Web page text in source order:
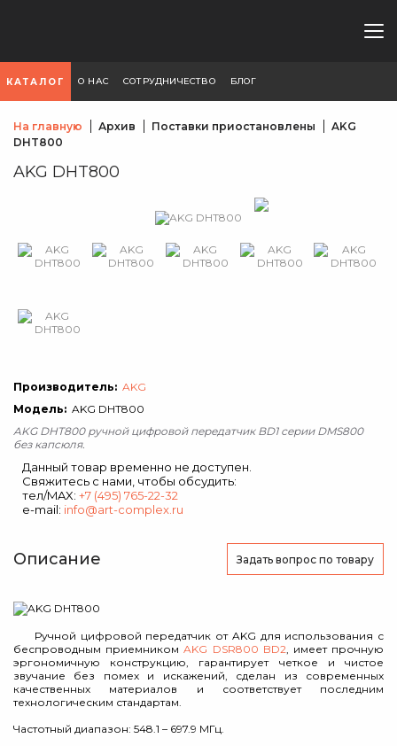
КАТАЛОГ О НАС СОТРУДНИЧЕСТВО БЛОГ
На главную Архив Поставки приостановлены
AKG
DHT800
AKG DHT800
Производитель: AKG
Модель: AKG DHT800
AKG DHT800 ручной цифровой передатчик BD1 серии DMS800
без капсюля.
Данный товар временно не доступен.
Свяжитесь с нами, чтобы обсудить:
тел/MAX: +7 (495) 765-22-32
e-mail: info@art-complex.ru
Описание Задать вопрос по товару
Ручной цифровой передатчик от AKG для использования с
беспроводным приемникомAKG DSR800 BD2, имеет прочную
эргономичную конструкцию, гарантирует четкое и чистое
звучание без помех и искажений, сделан из современных
качественных материалов и соответствует последним
технологическим стандартам.
Частотный диапазон: 548.1 – 697.9 МГц.